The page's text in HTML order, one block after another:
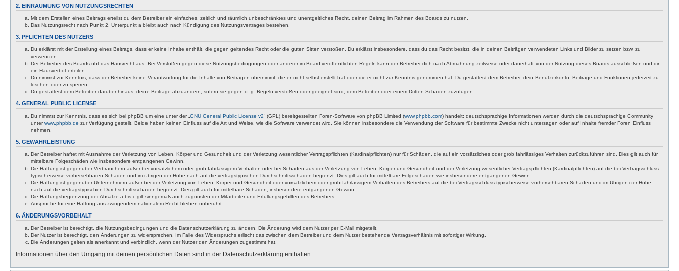
2. EINRÄUMUNG VON NUTZUNGSRECHTEN
Mit dem Erstellen eines Beitrags erteilst du dem Betreiber ein einfaches, zeitlich und räumlich unbeschränktes und unentgeltliches Recht, deinen Beitrag im Rahmen des Boards zu nutzen.
Das Nutzungsrecht nach Punkt 2, Unterpunkt a bleibt auch nach Kündigung des Nutzungsvertrages bestehen.
3. PFLICHTEN DES NUTZERS
Du erklärst mit der Erstellung eines Beitrags, dass er keine Inhalte enthält, die gegen geltendes Recht oder die guten Sitten verstoßen. Du erklärst insbesondere, dass du das Recht besitzt, die in deinen Beiträgen verwendeten Links und Bilder zu setzen bzw. zu
verwenden.
Der Betreiber des Boards übt das Hausrecht aus. Bei Verstößen gegen diese Nutzungsbedingungen oder anderer im Board veröffentlichten Regeln kann der Betreiber dich nach Abmahnung zeitweise oder dauerhaft von der Nutzung dieses Boards ausschließen und dir
ein Hausverbot erteilen.
Du nimmst zur Kenntnis, dass der Betreiber keine Verantwortung für die Inhalte von Beiträgen übernimmt, die er nicht selbst erstellt hat oder die er nicht zur Kenntnis genommen hat. Du gestattest dem Betreiber, dein Benutzerkonto, Beiträge und Funktionen jederzeit zu
löschen oder zu sperren.
Du gestattest dem Betreiber darüber hinaus, deine Beiträge abzuändern, sofern sie gegen o. g. Regeln verstoßen oder geeignet sind, dem Betreiber oder einem Dritten Schaden zuzufügen.
4. GENERAL PUBLIC LICENSE
Du nimmst zur Kenntnis, dass es sich bei phpBB um eine unter der „ GNU General Public License v2“ (GPL) bereitgestellten Foren-Software von phpBB Limited (www.phpbb.com) handelt; deutschsprachige Informationen werden durch die deutschsprachige Community
unterwww.phpbb.de zur Verfügung gestellt. Beide haben keinen Einfluss auf die Art und Weise, wie die Software verwendet wird. Sie können insbesondere die Verwendung der Software für bestimmte Zwecke nicht untersagen oder auf Inhalte fremder Foren Einfluss
nehmen.
5. GEWÄHRLEISTUNG
Der Betreiber haftet mit Ausnahme der Verletzung von Leben, Körper und Gesundheit und der Verletzung wesentlicher Vertragspflichten (Kardinalpflichten) nur für Schäden, die auf ein vorsätzliches oder grob fahrlässiges Verhalten zurückzuführen sind. Dies gilt auch für
mittelbare Folgeschäden wie insbesondere entgangenen Gewinn.
Die Haftung ist gegenüber Verbrauchern außer bei vorsätzlichem oder grob fahrlässigem Verhalten oder bei Schäden aus der Verletzung von Leben, Körper und Gesundheit und der Verletzung wesentlicher Vertragspflichten (Kardinalpflichten) auf die bei Vertragsschluss
typischerweise vorhersehbaren Schäden und im übrigen der Höhe nach auf die vertragstypischen Durchschnittsschäden begrenzt. Dies gilt auch für mittelbare Folgeschäden wie insbesondere entgangenen Gewinn.
Die Haftung ist gegenüber Unternehmern außer bei der Verletzung von Leben, Körper und Gesundheit oder vorsätzlichem oder grob fahrlässigem Verhalten des Betreibers auf die bei Vertragsschluss typischerweise vorhersehbaren Schäden und im Übrigen der Höhe
nach auf die vertragstypischen Durchschnittsschäden begrenzt. Dies gilt auch für mittelbare Schäden, insbesondere entgangenen Gewinn.
Die Haftungsbegrenzung der Absätze a bis c gilt sinngemäß auch zugunsten der Mitarbeiter und Erfüllungsgehilfen des Betreibers.
Ansprüche für eine Haftung aus zwingendem nationalem Recht bleiben unberührt.
6. ÄNDERUNGSVORBEHALT
Der Betreiber ist berechtigt, die Nutzungsbedingungen und die Datenschutzerklärung zu ändern. Die Änderung wird dem Nutzer per E-Mail mitgeteilt.
Der Nutzer ist berechtigt, den Änderungen zu widersprechen. Im Falle des Widerspruchs erlischt das zwischen dem Betreiber und dem Nutzer bestehende Vertragsverhältnis mit sofortiger Wirkung.
Die Änderungen gelten als anerkannt und verbindlich, wenn der Nutzer den Änderungen zugestimmt hat.
Informationen über den Umgang mit deinen persönlichen Daten sind in der Datenschutzerklärung enthalten.